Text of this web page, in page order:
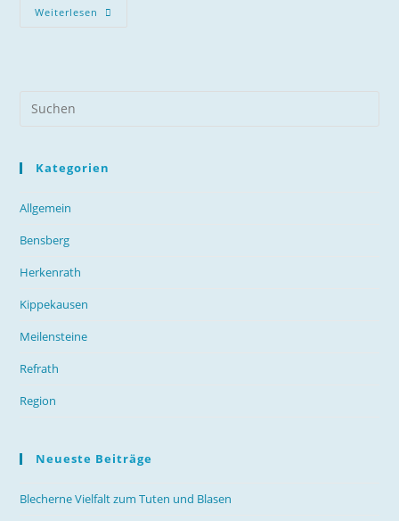
Weiterlesen Anpfiff
Kategorien
Allgemein
Bensberg
Herkenrath
Kippekausen
Meilensteine
Refrath
Region
Neueste Beiträge
Blecherne Vielfalt zum Tuten und Blasen